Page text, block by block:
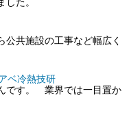
た。
共施設の工事など幅広く
ベ冷熱技研
です。 業界では一目置か